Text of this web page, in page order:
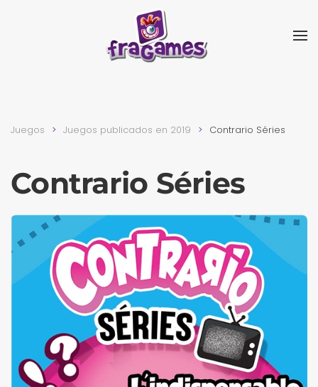
Skip to main content
Juegos Juegos publicados en 2019 Contrario Séries
Contrario Séries